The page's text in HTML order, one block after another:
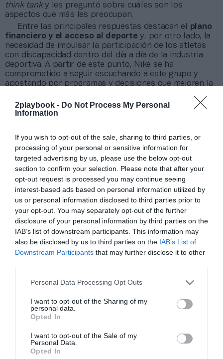
2playbook - Do Not Process My Personal
Information
If you wish to opt-out of the sale, sharing to third parties, or
processing of your personal or sensitive information for
targeted advertising by us, please use the below opt-out
section to confirm your selection. Please note that after your
opt-out request is processed you may continue seeing
interest-based ads based on personal information utilized by
us or personal information disclosed to third parties prior to
your opt-out. You may separately opt-out of the further
disclosure of your personal information by third parties on the
IAB’s list of downstream participants. This information may
also be disclosed by us to third parties on the IAB’s List of
Downstream Participants that may further disclose it to other
Personal Data Processing Opt Outs
I want to opt-out of the Sharing of my
personal data.
Opted In
I want to opt-out of the Sale of my
Personal Data.
Opted In
Índex 2P
Nike
PRO Women in Sports
think tanky les preguntó sobre cuáles son los
aspectos que más les preocupan.
Entre las principales respuestas destacan el plano
financiero y el acceso al deporte y, por otro lado, la
necesidad de impulsar la participación de los atletas
con discapacidad dentro del día a día de la industria
deportiva. A partir de este punto, Nike se ha
comprometido a seguir escuchando a este grupo y
apostando por programas y decisiones que mejoren la
Añadir2Playbook
Mantente informado con las últimas noticias de actualidad.
ACTIVAR AHORA
Compartir
Imprimir
Publicidad
2Playbook Club